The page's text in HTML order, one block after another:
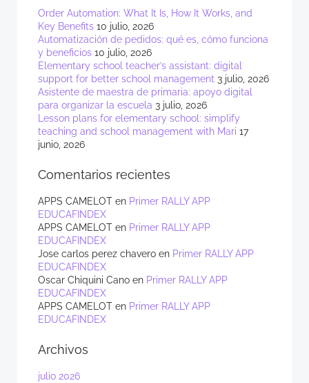
Order Automation: What It Is, How It Works, and
Key Benefits 10 julio, 2026
Automatización de pedidos: qué es, cómo funciona
y beneficios 10 julio, 2026
Elementary school teacher’s assistant: digital
support for better school management 3 julio, 2026
Asistente de maestra de primaria: apoyo digital
para organizar la escuela 3 julio, 2026
Lesson plans for elementary school: simplify
teaching and school management with Mari 17
junio, 2026
Comentarios recientes
APPS CAMELOT en Primer RALLY APP
EDUCAFINDEX
APPS CAMELOT en Primer RALLY APP
EDUCAFINDEX
Jose carlos perez chavero en Primer RALLY APP
EDUCAFINDEX
Oscar Chiquini Cano en Primer RALLY APP
EDUCAFINDEX
APPS CAMELOT en Primer RALLY APP
EDUCAFINDEX
Archivos
julio 2026